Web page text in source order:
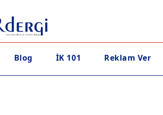
Blog İK 101 Reklam Ver